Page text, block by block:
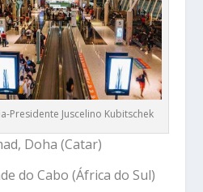
Presidente Juscelino Kubitschek
Doha (Catar)
do Cabo (África do Sul)